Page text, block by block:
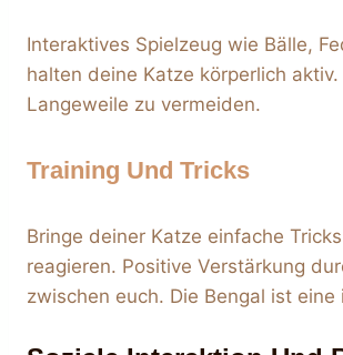
Interaktives Spielzeug wie Bälle,
halten deine Katze körperlich
Langeweile zu vermeiden.
Training Und Tricks
Bringe deiner Katze einfache
reagieren. Positive Verstärkung
zwischen euch. Die Bengal ist